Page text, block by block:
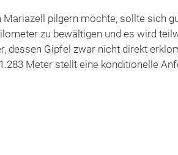
pilgern möchte, sollte sich
zu bewältigen und es wird
dessen Gipfel zwar nicht direkt
Meter stellt eine konditionelle